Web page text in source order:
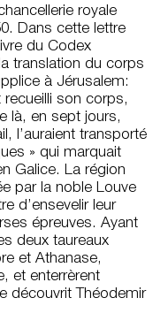
royale
Dans cette lettre
du Codex
translation du corps
à Jérusalem:
recueilli son corps,
là, en sept jours,
l’auraient transporté
» qui marquait
Galice. La région
par la noble Louve
d’ensevelir leur
épreuves. Ayant
deux taureaux
et Athanase,
et enterrèrent
découvrit Théodemir